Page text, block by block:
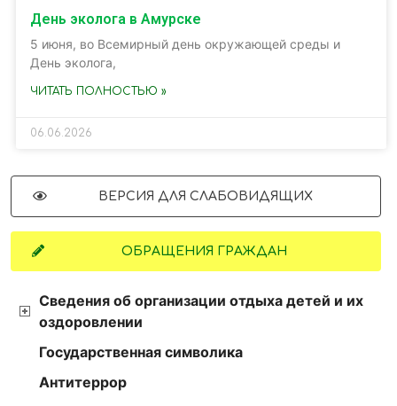
День эколога в Амурске
5 июня, во Всемирный день окружающей среды и
День эколога,
ЧИТАТЬ ПОЛНОСТЬЮ »
06.06.2026
ВЕРСИЯ ДЛЯ СЛАБОВИДЯЩИХ
ОБРАЩЕНИЯ ГРАЖДАН
Сведения об организации отдыха детей и их
оздоровлении
Государственная символика
Антитеррор